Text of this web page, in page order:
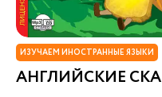
ИЗУЧАЕМ ИНОСТРАННЫЕ ЯЗЫКИ
АНГЛИЙСКИЕ